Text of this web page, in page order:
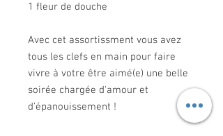
1 fleur de douche
Avec cet assortissment vous avez
tous les clefs en main pour faire
vivre à votre être aimé(e) une belle
soirée chargée d'amour et
d'épanouissement !